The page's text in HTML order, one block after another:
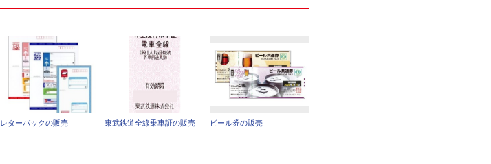
レターパックの販売 東武鉄道全線乗車証の販売 ビール券の販売